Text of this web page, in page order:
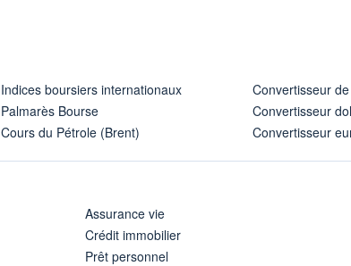
Indices boursiers internationaux
Palmarès Bourse
Cours du Pétrole (Brent)
Convertisseur
Convertisseur
Convertisseur
Assurance vie
Crédit immobilier
Prêt personnel